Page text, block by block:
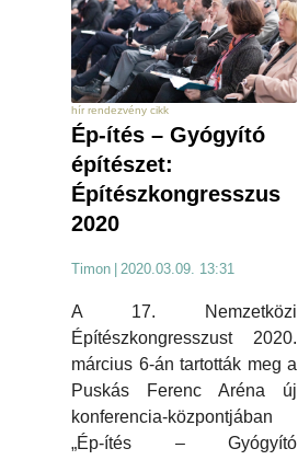
hír rendezvény cikk
Ép-ítés – Gyógyító
építészet:
Építészkongresszus
2020
Timon | 2020.03.09. 13:31
A 17. Nemzetközi
Építészkongresszust 2020.
március 6-án tartották meg a
Puskás Ferenc Aréna új
konferencia-központjában
„Ép-ítés – Gyógyító